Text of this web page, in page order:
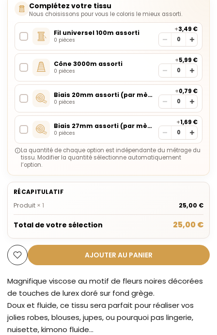
Complétez votre tissu
Nous choisissons pour vous le coloris le mieux assorti.
Fil universel 100m assorti
0 pièces
+3,49 €
Cône 3000m assorti
0 pièces
+5,99 €
Biais 20mm assorti (par mètre)
0 pièces
+0,79 €
Biais 27mm assorti (par mètre)
0 pièces
+1,69 €
La quantité de chaque option est indépendante du métrage du
tissu. Modifier la quantité sélectionne automatiquement
l’option.
RÉCAPITULATIF
Produit × 1 25,00 €
Total de votre sélection 25,00 €
AJOUTER AU PANIER
Magnifique viscose au motif de fleurs noires décorées
de touches de lurex doré sur fond grège.
Doux et fluide, ce tissu sera parfait pour réaliser vos
jolies robes, blouses, jupes, ou pourquoi pas lingerie,
nuisette, kimono fluide...